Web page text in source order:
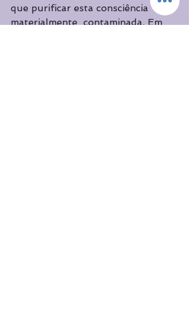
que purificar esta consciência
materialmente  contaminada. Em